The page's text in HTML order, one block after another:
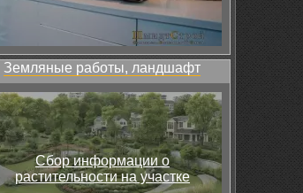
Земляные работы, ландшафт
Сбор информации о
растительности на участке